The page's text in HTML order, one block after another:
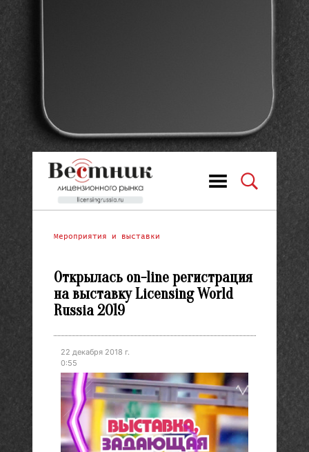
Мероприятия и выставки
Открылась on-line регистрация
на выставку Licensing World
Russia 2019
22 декабря 2018 г.
0:55